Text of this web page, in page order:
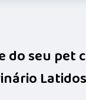
do seu pet